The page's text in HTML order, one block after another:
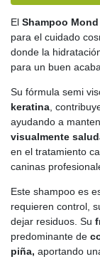
El Shampoo
para el cuidado
donde la
para un buen
Su fórmula semi
keratina,
ayudando a
visualmente
en el tratamiento
caninas
Este shampoo es
requieren control,
dejar residuos. Su
predominante de
piña, aportando